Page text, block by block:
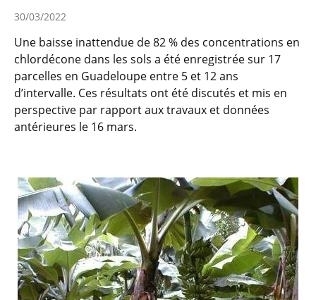
30/03/2022
Une baisse inattendue de 82 % des concentrations en
chlordécone dans les sols a été enregistrée sur 17
parcelles en Guadeloupe entre 5 et 12 ans
d’intervalle. Ces résultats ont été discutés et mis en
perspective par rapport aux travaux et données
antérieures le 16 mars.